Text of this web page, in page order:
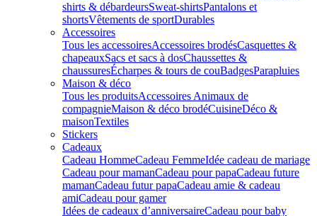
shirts & débardeursSweat-shirtsPantalons et
shortsVêtements de sportDurables
Accessoires
Tous les accessoiresAccessoires brodésCasquettes &
chapeauxSacs et sacs à dosChaussettes &
chaussuresÉcharpes & tours de couBadgesParapluies
Maison & déco
Tous les produitsAccessoires Animaux de
compagnieMaison & déco brodéCuisineDéco &
maisonTextiles
Stickers
Cadeaux
Cadeau HommeCadeau FemmeIdée cadeau de mariage​
Cadeau pour mamanCadeau pour papaCadeau future
mamanCadeau futur papaCadeau amie & cadeau
amiCadeau pour gamer
Idées de cadeaux d’anniversaireCadeau pour baby